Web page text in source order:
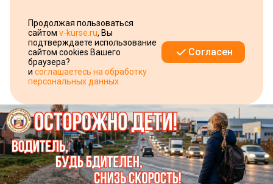
Продолжая пользоваться
сайтом v-kurse.ru, Вы
подтверждаете использование
сайтом cookies Вашего
браузера?
и соглашаетесь на обработку
персональных данных
Согласен